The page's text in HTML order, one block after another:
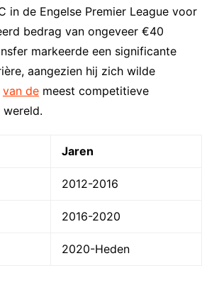
in de Engelse Premier League voor
bedrag van ongeveer €40
markeerde een significante
aangezien hij zich wilde
van demeest competitieve
Jaren
2012-2016
2016-2020
2020-Heden